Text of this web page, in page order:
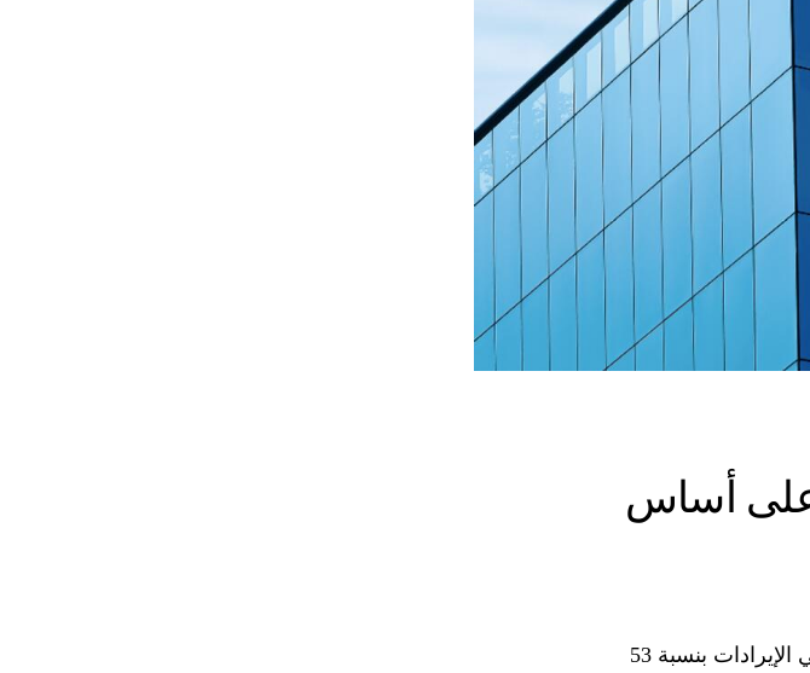
المجموعة بنسبة 15% على أساس
أعلنت شركة PureHealth Holding PJSC يوم الأربعاء عن زيادة قوية في الإيرادات بنسبة 53